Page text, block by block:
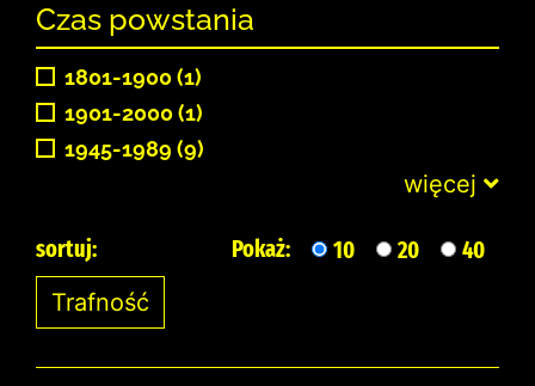
Czas powstania
1801-1900 (1)
1901-2000 (1)
1945-1989 (9)
więcej
sortuj: Pokaż: 10 20 40